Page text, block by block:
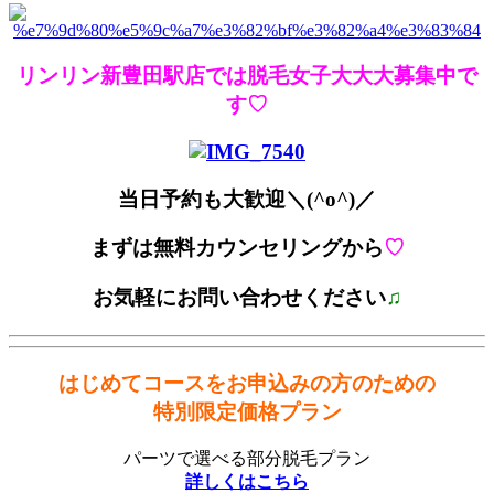
リンリン新豊田駅店では脱毛女子大大大募集中で
す♡
当日予約も大歓迎＼(^o^)／
まずは無料カウンセリングから♡
お気軽にお問い合わせください♫
はじめてコースをお申込みの方のための
特別限定価格プラン
パーツで選べる部分脱毛プラン
詳しくはこちら